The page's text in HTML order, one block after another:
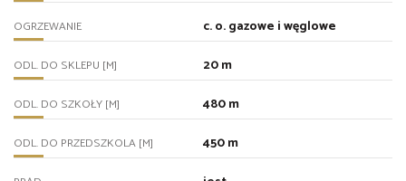
OGRZEWANIE c. o. gazowe i węglowe
ODL. DO SKLEPU [M] 20 m
ODL. DO SZKOŁY [M] 480 m
ODL. DO PRZEDSZKOLA [M] 450 m